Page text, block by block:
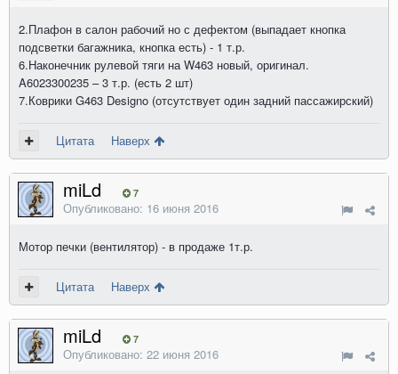
2.Плафон в салон рабочий но с дефектом (выпадает кнопка
подсветки багажника, кнопка есть) - 1 т.р.
6.Наконечник рулевой тяги на W463 новый, оригинал.
A6023300235 – 3 т.р. (есть 2 шт)
7.Коврики G463 Designo (отсутствует один задний пассажирский)
Цитата Наверх
miLd 7
Опубликовано: 16 июня 2016
Мотор печки (вентилятор) - в продаже 1т.р.
Цитата Наверх
miLd 7
Опубликовано: 22 июня 2016